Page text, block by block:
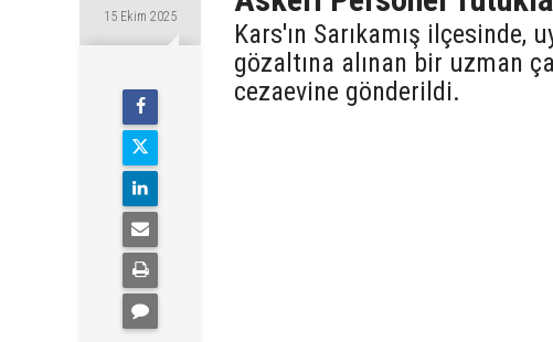
15 Ekim 2025
Kars'ın Sarıkamış ilçesinde,
gözaltına alınan bir uzman
cezaevine gönderildi.